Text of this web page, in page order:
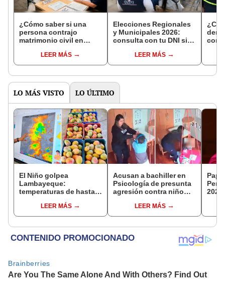
¿Cómo saber si una
persona contrajo
matrimonio civil en
LEER MÁS
Elecciones Regionales
y Municipales 2026:
consulta con tu DNI si
de mesa para este 4 de
octubre en el link oficial
LEER MÁS
con
LO MÁS VISTO LO ÚLTIMO
El Niño golpea
Lambayeque:
temperaturas de hasta
producción de mango y
palta
LEER MÁS
Acusan a bachiller en
Psicología de presunta
agresión contra niño
cámaras captan el
hecho
LEER MÁS
Perú